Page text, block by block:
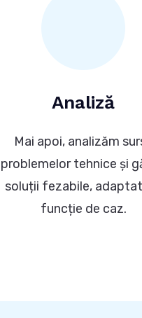
Analiză
Mai apoi, analizăm
problemelor tehnice și
soluții fezabile,
funcție de caz.